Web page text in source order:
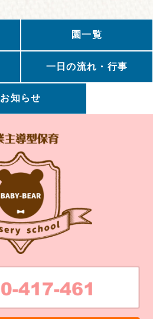
園一覧
一日の流れ・行事
お知らせ